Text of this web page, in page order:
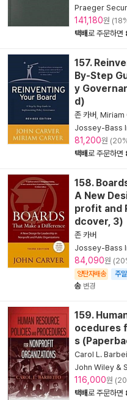
Praeger
141,180원
택배로 주문하면
157.
By-Step
y
d)
존 카버 Miriam
Jossey-Bass
81,200원
택배로 주문하면
158.
A New
profit and
dcover, 3)
존 카버
Jossey-Bass
84,090원
양탄자배송 주
송 변경
159.
ocedures
s
Carol L.
John Wiley &
116,000원
택배로 주문하면